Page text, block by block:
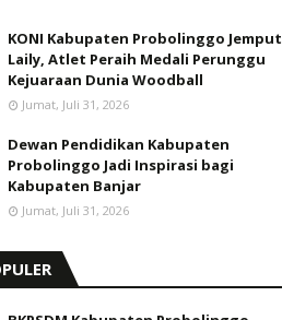
KONI Kabupaten Probolinggo Jemput
Laily, Atlet Peraih Medali Perunggu
Kejuaraan Dunia Woodball
Jumat, Juli 31, 2026
Dewan Pendidikan Kabupaten
Probolinggo Jadi Inspirasi bagi
Kabupaten Banjar
Jumat, Juli 31, 2026